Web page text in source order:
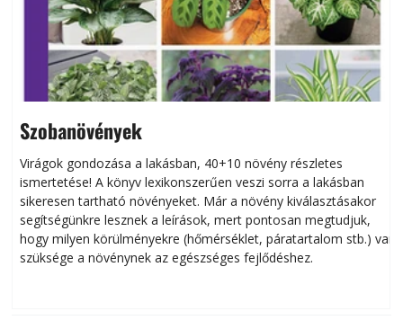
Szobanövények
Virágok gondozása a lakásban, 40+10 növény részletes
ismertetése! A könyv lexikonszerűen veszi sorra a lakásban
sikeresen tart­ha­tó növényeket. Már a növény kiválasztásakor
segítségünkre lesznek a leírások, mert pontosan megtudjuk,
hogy milyen körülményekre (hőmérséklet, páratartalom stb.) van
szüksége a növénynek az egészséges fejlődéshez.